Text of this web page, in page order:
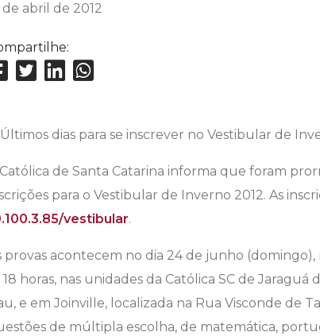
de abril de 2012
de Santa Catarina informa que foram
para o Vestibular de Inverno 2012. As
vestibular.
provas acontecem no dia 24 de junho
18 horas, nas unidades da Católica SC de
e em Joinville, localizada na Rua Visconde de
de múltipla escolha, de matemática,